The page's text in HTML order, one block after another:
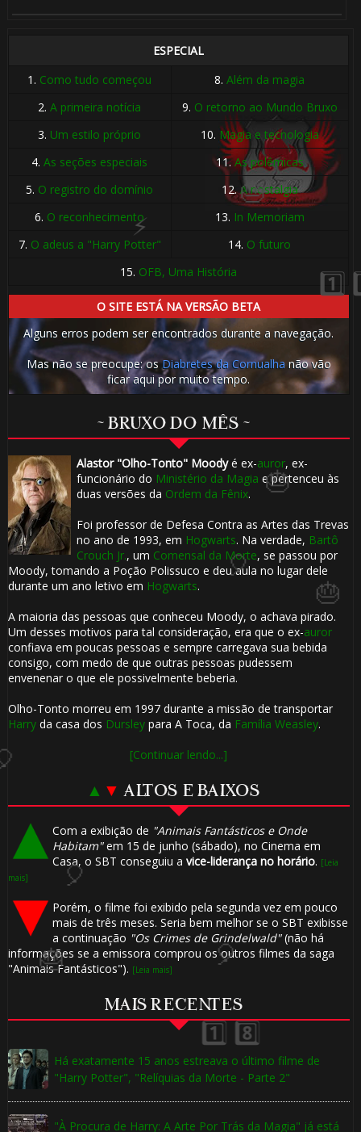
ESPECIAL
1. Como tudo começou 8.Além da magia
2.A primeira notícia 9. O retorno ao Mundo Bruxo
3. Um estilo próprio 10. Magia e tecnologia
4.As seções especiais 11.As polêmicas
5. O registro do domínio 12.A nostalgia
6. O reconhecimento 13. In Memoriam
7. O adeus a "Harry Potter" 14. O futuro
15. OFB, Uma História
O SITE ESTÁ NA VERSÃO BETA
Alguns erros podem ser encontrados durante a navegação.
Mas não se preocupe: osDiabretes da Cornualha não vão
ficar aqui por muito tempo.
~ BRUXO DO MÊS ~
Alastor "Olho-Tonto" Moodyé ex-auror, ex-
funcionário do Ministério da Magia e pertenceu às
duas versões da Ordem da Fênix.
Foi professor de Defesa Contra as Artes das Trevas
no ano de 1993, em Hogwarts. Na verdade, Bartô
Crouch Jr., um Comensal da Morte, se passou por
Moody, tomando a Poção Polissuco e deu aula no lugar dele
durante um ano letivo em Hogwarts.
A maioria das pessoas que conheceu Moody, o achava pirado.
Um desses motivos para tal consideração, era que o ex-auror
confiava em poucas pessoas e sempre carregava sua bebida
consigo, com medo de que outras pessoas pudessem
envenenar o que ele possivelmente beberia.
Olho-Tonto morreu em 1997 durante a missão de transportar
Harryda casa dos Dursleypara A Toca, da Família Weasley.
[Continuar lendo...]
▲ ▼ ALTOS E BAIXOS
Com a exibição de "Animais Fantásticos e Onde
Habitam"em 15 de junho (sábado), no Cinema em
Casa, o SBT conseguiu a vice-liderança no horário. [Leia
mais]
Porém, o filme foi exibido pela segunda vez em pouco
mais de três meses. Seria bem melhor se o SBT exibisse
a continuação "Os Crimes de Grindelwald"(não há
informações se a emissora comprou os outros filmes da saga
"Animais Fantásticos"). [Leia mais]
MAIS RECENTES
Há exatamente 15 anos estreava o último filme de
"Harry Potter", "Relíquias da Morte - Parte 2"
"À Procura de Harry: A Arte Por Trás da Magia" já está
🎂
🎂
🎂
🎂
🎈